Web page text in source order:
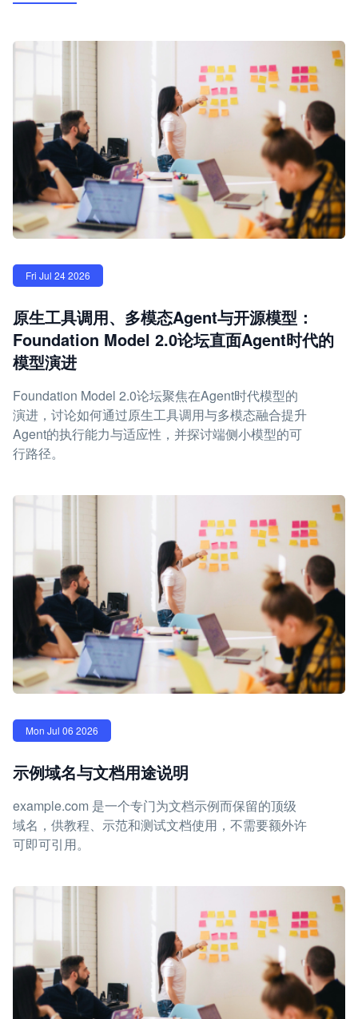
Fri Jul 24 2026
原生工具调用、多模态Agent与开源模型：
Foundation Model 2.0论坛直面Agent时代的
模型演进
Foundation Model 2.0论坛聚焦在Agent时代模型的
演进，讨论如何通过原生工具调用与多模态融合提升
Agent的执行能力与适应性，并探讨端侧小模型的可
行路径。
Mon Jul 06 2026
示例域名与文档用途说明
example.com 是一个专门为文档示例而保留的顶级
域名，供教程、示范和测试文档使用，不需要额外许
可即可引用。